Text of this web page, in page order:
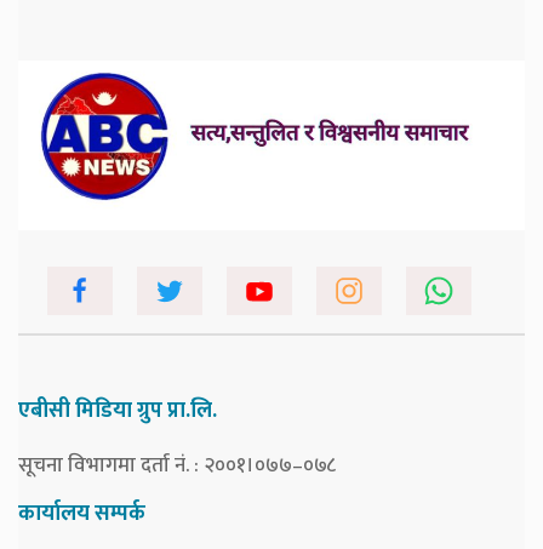
एबीसी मिडिया ग्रुप प्रा.लि.
सूचना विभागमा दर्ता नं. : २००१।०७७–०७८
कार्यालय सम्पर्क